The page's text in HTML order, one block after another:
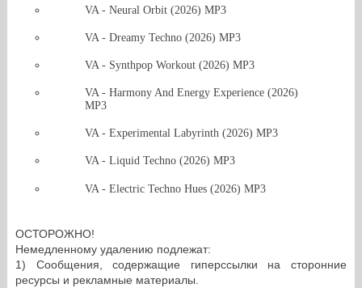
VA - Neural Orbit (2026) MP3
VA - Dreamy Techno (2026) MP3
VA - Synthpop Workout (2026) MP3
VA - Harmony And Energy Experience (2026)
MP3
VA - Experimental Labyrinth (2026) MP3
VA - Liquid Techno (2026) MP3
VA - Electric Techno Hues (2026) MP3
ОСТОРОЖНО!
Немедленному удалению подлежат:
1) Сообщения, содержащие гиперссылки на сторонние
ресурсы и рекламные материалы.